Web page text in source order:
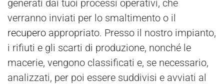
generati dai tuoi processi operativi, che
verranno inviati per lo smaltimento o il
recupero appropriato. Presso il nostro impianto,
i rifiuti e gli scarti di produzione, nonché le
macerie, vengono classificati e, se necessario,
analizzati, per poi essere suddivisi e avviati al